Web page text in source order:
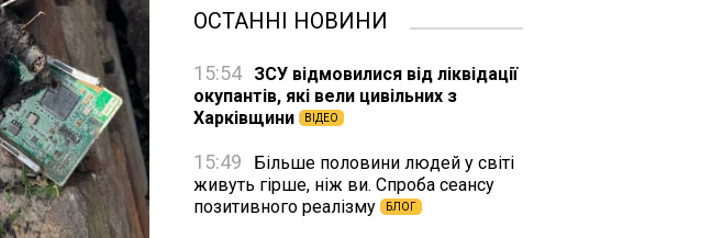
ОСТАННІ НОВИНИ
15:54
ЗСУ відмовилися від ліквідації
окупантів, які вели цивільних з
Харківщини
ВІДЕО
15:49
Більше половини людей у світі
живуть гірше, ніж ви. Спроба сеансу
позитивного реалізму
БЛОГ